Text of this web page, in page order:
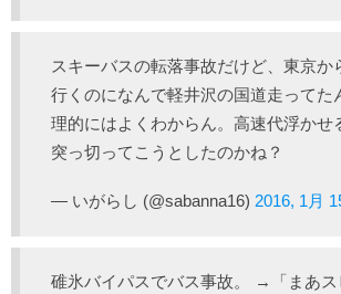
スキーバスの転落事故だけど、東京か
行くのになんで軽井沢の国道走ってた
理的にはよくわからん。高速代浮かせ
突っ切ってこうとしたのかね？
— いがらし (@sabanna16) 2016, 1月
碓氷バイパスでバス事故。 →「まあス